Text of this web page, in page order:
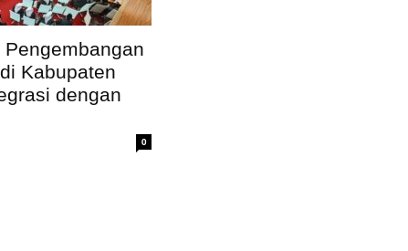
Pengembangan
Kabupaten
dengan
0